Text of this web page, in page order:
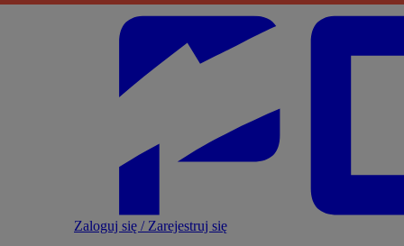
Zaloguj się / Zarejestruj się